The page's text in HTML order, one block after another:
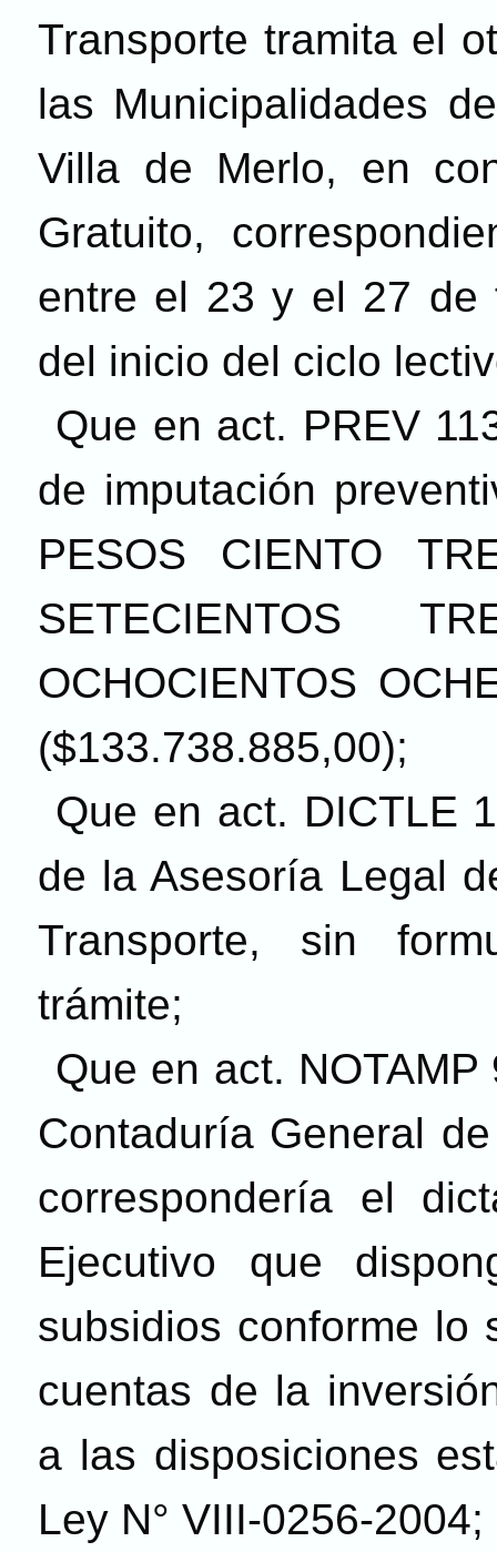
Transporte tramita el
las Municipalidades
Villa de Merlo, en
Gratuito,
entre el 23 y el 27 de
del inicio del ciclo
Que en act. PREV
de imputación
PESOS CIENTO
SETECIENTOS
OCHOCIENTOS
($133.738.885,00);
Que en act. DICTLE
de la Asesoría Legal
Transporte, sin
trámite;
Que en act.
Contaduría General
correspondería el
Ejecutivo que
subsidios conforme lo
cuentas de la
a las disposiciones
Ley N° VIII-0256-2004;